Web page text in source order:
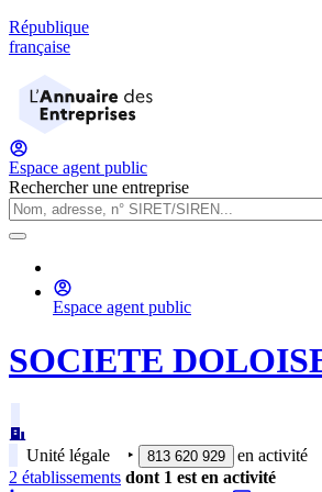
République
française
Espace agent public
Rechercher une entreprise
Espace agent public
SOCIETE
Unité légale ‣ 813 620 929
en activité
2 établissements dont 1 est en activité